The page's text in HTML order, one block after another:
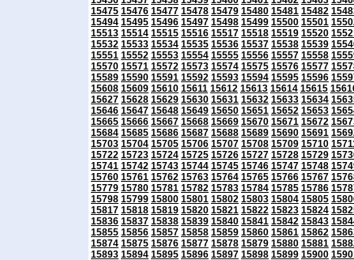
15475 15476 15477 15478 15479 15480 15481 15482
15494 15495 15496 15497 15498 15499 15500 15501
15513 15514 15515 15516 15517 15518 15519 15520
15532 15533 15534 15535 15536 15537 15538 15539
15551 15552 15553 15554 15555 15556 15557 15558
15570 15571 15572 15573 15574 15575 15576 15577
15589 15590 15591 15592 15593 15594 15595 15596
15608 15609 15610 15611 15612 15613 15614 15615
15627 15628 15629 15630 15631 15632 15633 15634
15646 15647 15648 15649 15650 15651 15652 15653
15665 15666 15667 15668 15669 15670 15671 15672
15684 15685 15686 15687 15688 15689 15690 15691
15703 15704 15705 15706 15707 15708 15709 15710
15722 15723 15724 15725 15726 15727 15728 15729
15741 15742 15743 15744 15745 15746 15747 15748
15760 15761 15762 15763 15764 15765 15766 15767
15779 15780 15781 15782 15783 15784 15785 15786
15798 15799 15800 15801 15802 15803 15804 15805
15817 15818 15819 15820 15821 15822 15823 15824
15836 15837 15838 15839 15840 15841 15842 15843
15855 15856 15857 15858 15859 15860 15861 15862
15874 15875 15876 15877 15878 15879 15880 15881
15893 15894 15895 15896 15897 15898 15899 15900